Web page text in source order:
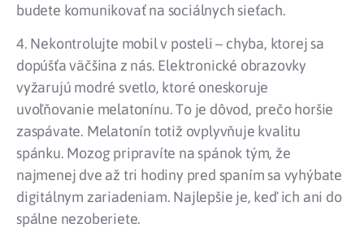
budete komunikovať na sociálnych sieťach.
4. Nekontrolujte mobil v posteli – chyba, ktorej sa
dopúšťa väčšina z nás. Elektronické obrazovky
vyžarujú modré svetlo, ktoré oneskoruje
uvoľňovanie melatonínu. To je dôvod, prečo horšie
zaspávate. Melatonín totiž ovplyvňuje kvalitu
spánku. Mozog pripravíte na spánok tým, že
najmenej dve až tri hodiny pred spaním sa vyhýbate
digitálnym zariadeniam. Najlepšie je, keď ich ani do
spálne nezoberiete.